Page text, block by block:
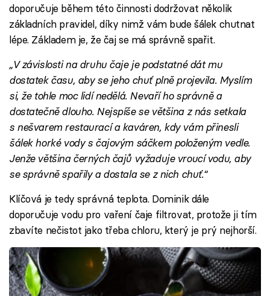
doporučuje během této činnosti dodržovat několik
základních pravidel, díky nimž vám bude šálek chutnat
lépe. Základem je, že čaj se má správně spařit.
„V závislosti na druhu čaje je podstatné dát mu
dostatek času, aby se jeho chuť plně projevila. Myslím
si, že tohle moc lidí nedělá. Nevaří ho správně a
dostatečně dlouho. Nejspíše se většina z nás setkala
s nešvarem restaurací a kaváren, kdy vám přinesli
šálek horké vody s čajovým sáčkem položeným vedle.
Jenže většina černých čajů vyžaduje vroucí vodu, aby
se správně spařily a dostala se z nich chuť.“
Klíčová je tedy správná teplota. Dominik dále
doporučuje vodu pro vaření čaje filtrovat, protože ji tím
zbavíte nečistot jako třeba chloru, který je prý nejhorší.